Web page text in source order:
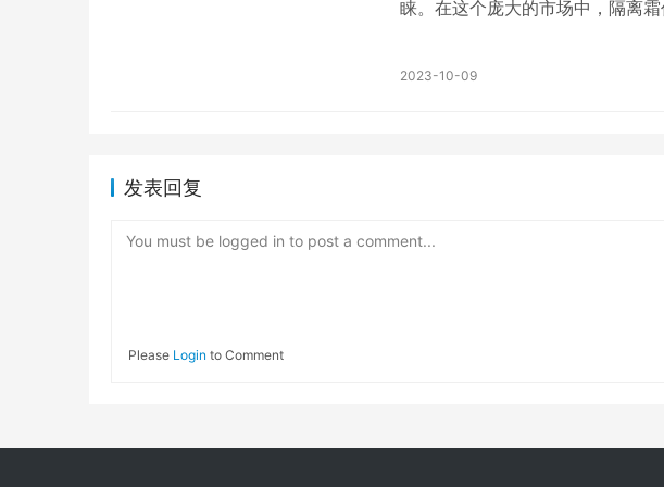
睐。在这个庞大的市场中，隔离
2023-10-09
发表回复
You must be logged in to post a comment...
Please Login to Comment